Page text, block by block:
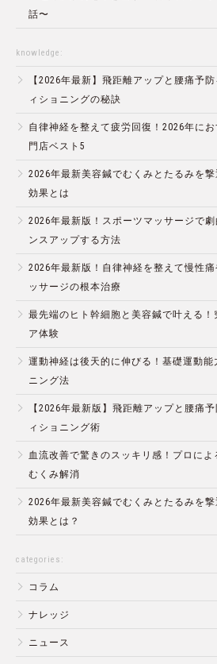
話〜
knowledge:
【2026年最新】飛距離アップと腰痛予
ィショニングの秘訣
自律神経を整えて疲労回復！2026年に
門店ベスト5
2026年最新美容鍼でむくみとたるみを
効果とは
2026年最新版！スポーツマッサージで
ンスアップする方法
2026年最新版！自律神経を整えて慢性
ッサージの根本治療
最先端のヒト幹細胞と美容鍼で叶える
ア体験
運動神経は後天的に伸びる！基礎運動
ニング法
【2026年最新版】飛距離アップと腰痛
ィショニング術
血流改善で驚きのスッキリ感！プロに
むくみ解消
2026年最新美容鍼でむくみとたるみを
効果とは？
categories:
コラム
ナレッジ
ニュース